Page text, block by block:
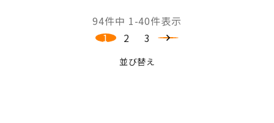
並び替え
94件中 1-40件表示
1
2 3